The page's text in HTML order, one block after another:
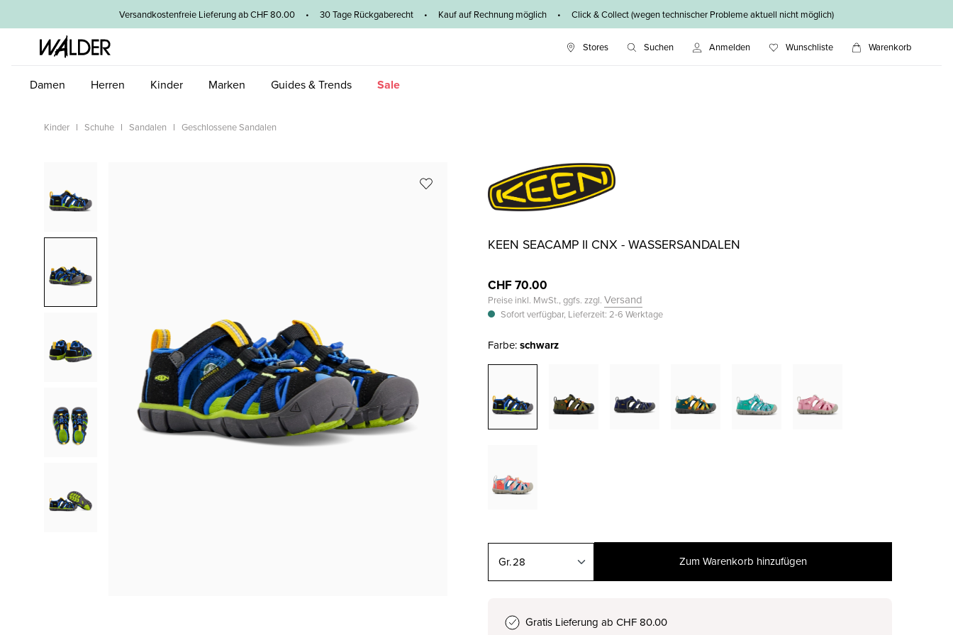
Zur Hauptnavigation springenVersandkostenfreie Lieferung ab CHF 80.00 • 30 Tage Rückgaberecht • Kauf auf Rechnung möglich • Click & Collect (wegen technischer Probleme aktuell nicht möglich)
Stores Suchen Anmelden Wunschliste Warenkorb
Damen Herren Kinder Marken Guides & Trends Sale
Kinder Schuhe Sandalen Geschlossene Sandalen
KEEN SEACAMP II CNX - WASSERSANDALEN
CHF 70.00
Preise inkl. MwSt., ggfs. zzgl. Versand
Sofort verfügbar, Lieferzeit: 2-6 Werktage
Farbe:schwarz
28 Zum Warenkorb hinzufügen
Gratis Lieferung ab CHF 80.00